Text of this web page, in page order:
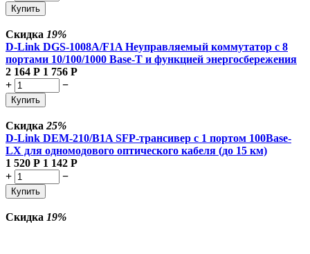
Купить
Скидка 19%
D-Link DGS-1008A/F1A Неуправляемый коммутатор с 8
портами 10/100/1000 Base-T и функцией энергосбережения
2 164 Р 1 756 Р
+
−
Купить
Скидка 25%
D-Link DEM-210/B1A SFP-трансивер с 1 портом 100Base-
LX для одномодового оптического кабеля (до 15 км)
1 520 Р 1 142 Р
+
−
Купить
Скидка 19%